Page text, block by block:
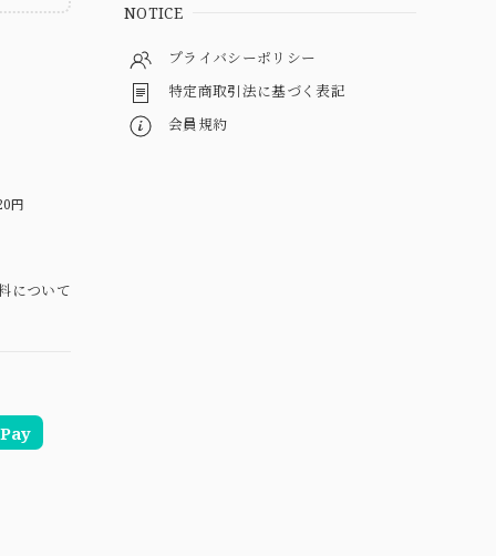
円
について
NOTICE
プライバシーポリシー
特定商取引法に基づく表記
会員規約